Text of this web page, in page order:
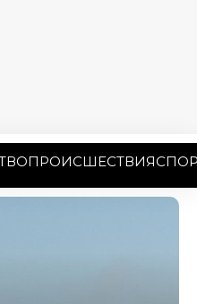
ПРОИСШЕСТВИЯ